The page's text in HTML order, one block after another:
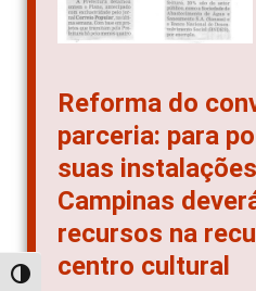
Alternar alto contraste
Reforma do
parceria: para
suas
Campinas
recursos na
centro cultural